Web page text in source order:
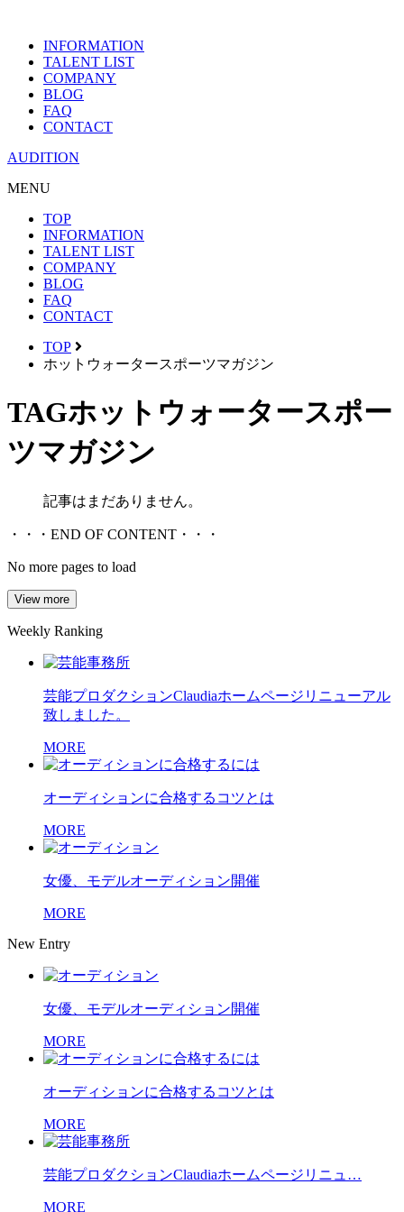
INFORMATION
TALENT LIST
COMPANY
BLOG
FAQ
CONTACT
AUDITION
MENU
TOP
INFORMATION
TALENT LIST
COMPANY
BLOG
FAQ
CONTACT
TOP
ホットウォータースポーツマガジン
TAGホットウォータースポー
ツマガジン
記事はまだありません。
・・・END OF CONTENT・・・
No more pages to load
View more
Weekly Ranking
芸能プロダクションClaudiaホームページリニューアル
致しました。
MORE
オーディションに合格するコツとは
MORE
女優、モデルオーディション開催
MORE
New Entry
女優、モデルオーディション開催
MORE
オーディションに合格するコツとは
MORE
芸能プロダクションClaudiaホームページリニュ…
MORE